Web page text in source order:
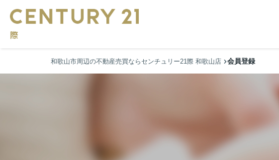
和歌山市周辺の不動産売買ならセンチュリー21際 和歌山店 会員登録